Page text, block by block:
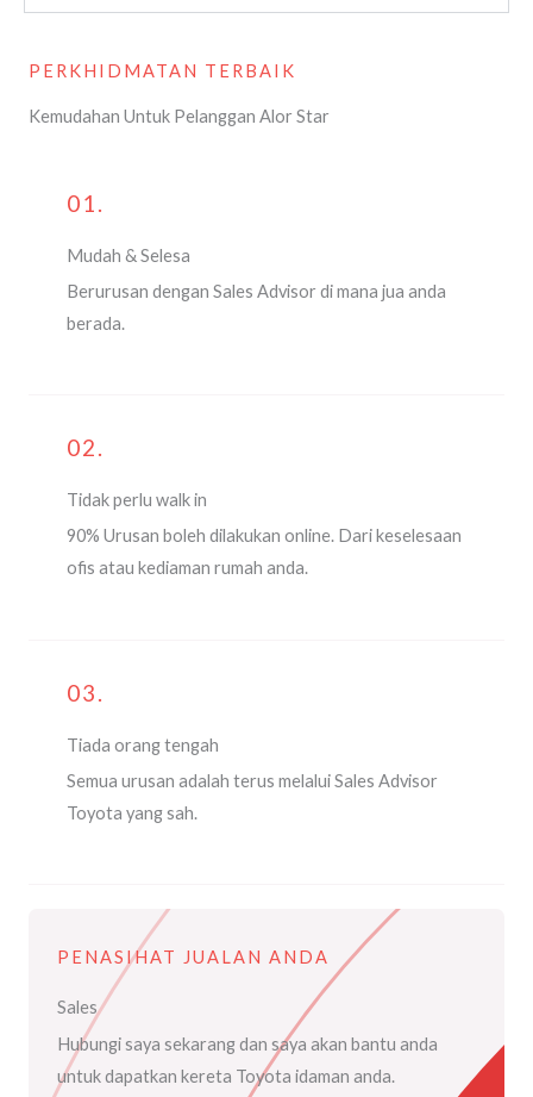
PERKHIDMATAN TERBAIK
Kemudahan Untuk Pelanggan Alor Star
01.
Mudah & Selesa
Berurusan dengan Sales Advisor di mana jua anda
berada.
02.
Tidak perlu walk in
90% Urusan boleh dilakukan online. Dari keselesaan
ofis atau kediaman rumah anda.
03.
Tiada orang tengah
Semua urusan adalah terus melalui Sales Advisor
Toyota yang sah.
PENASIHAT JUALAN ANDA
Sales
Hubungi saya sekarang dan saya akan bantu anda
untuk dapatkan kereta Toyota idaman anda.